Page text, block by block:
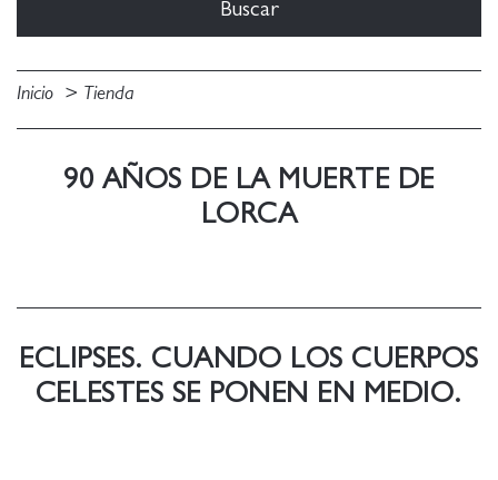
Inicio Tienda
90 AÑOS DE LA MUERTE DE
LORCA
ECLIPSES. CUANDO LOS CUERPOS
CELESTES SE PONEN EN MEDIO.